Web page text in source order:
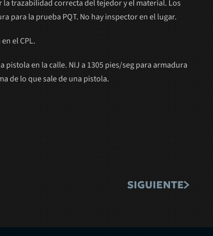
la trazabilidad correcta del tejedor y el material. Los
para la prueba PQT. No hay inspector en el lugar.
el CPL.
pistola en la calle. NIJ a 1305 pies/seg para armadura
de lo que sale de una pistola.
SIGUIENTE